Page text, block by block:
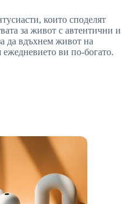
които споделят
за живот с автентични и
да вдъхнем живот на
ви по-богато.